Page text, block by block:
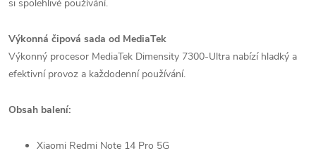
si spolehlivé používání.
Výkonná čipová sada od MediaTek
Výkonný procesor MediaTek Dimensity 7300-Ultra nabízí hladký a
efektivní provoz a každodenní používání.
Obsah balení:
Xiaomi Redmi Note 14 Pro 5G